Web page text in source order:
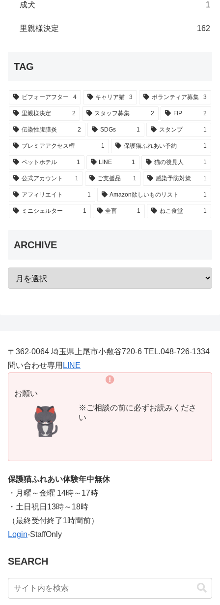
成犬 1
里親様決定 162
TAG
ビフォーアフター 4 キャリア猫 3 ボランティア募集 3
里親様決定 2 スタッフ募集 2 FIP 2
伝染性腹膜炎 2 SDGs 1 スタンプ 1
プレミアアクセス権 1 保護猫ふれあい予約 1
ペットホテル 1 LINE 1 猫の後見人 1
公式アカウント 1 ご支援品 1 感染予防対策 1
アフィリエイト 1 Amazon欲しいものリスト 1
ミニシェルター 1 全盲 1 ねこ食堂 1
ARCHIVE
〒362-0064 埼玉県上尾市小敷谷720-6 TEL.048-726-1334
問い合わせ専用 LINE
お願い
※ご相談の前に必ずお読みくださ
い
保護猫ふれあい体験年中無休
・月曜～金曜 14時～17時
・土日祝日13時～18時
​（最終受付終了1時間前）
Login-StaffOnly
SEARCH